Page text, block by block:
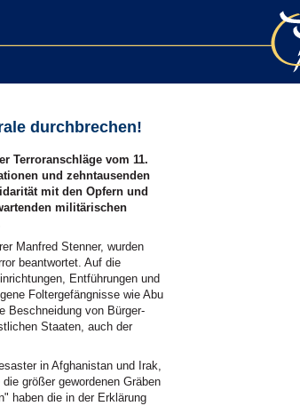
durchbrechen!
Terroranschläge vom 11.
und zehntausenden
mit den Opfern und
militärischen
Manfred Stenner, wurden
beantwortet. Auf die
Entführungen und
Foltergefängnisse wie Abu
Beschneidung von Bürger-
Staaten, auch der
in Afghanistan und Irak,
größer gewordenen Gräben
haben die in der Erklärung